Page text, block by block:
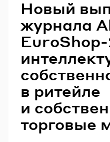
Новый
журнала
в ритейле
и
торговые
Email
Пароль